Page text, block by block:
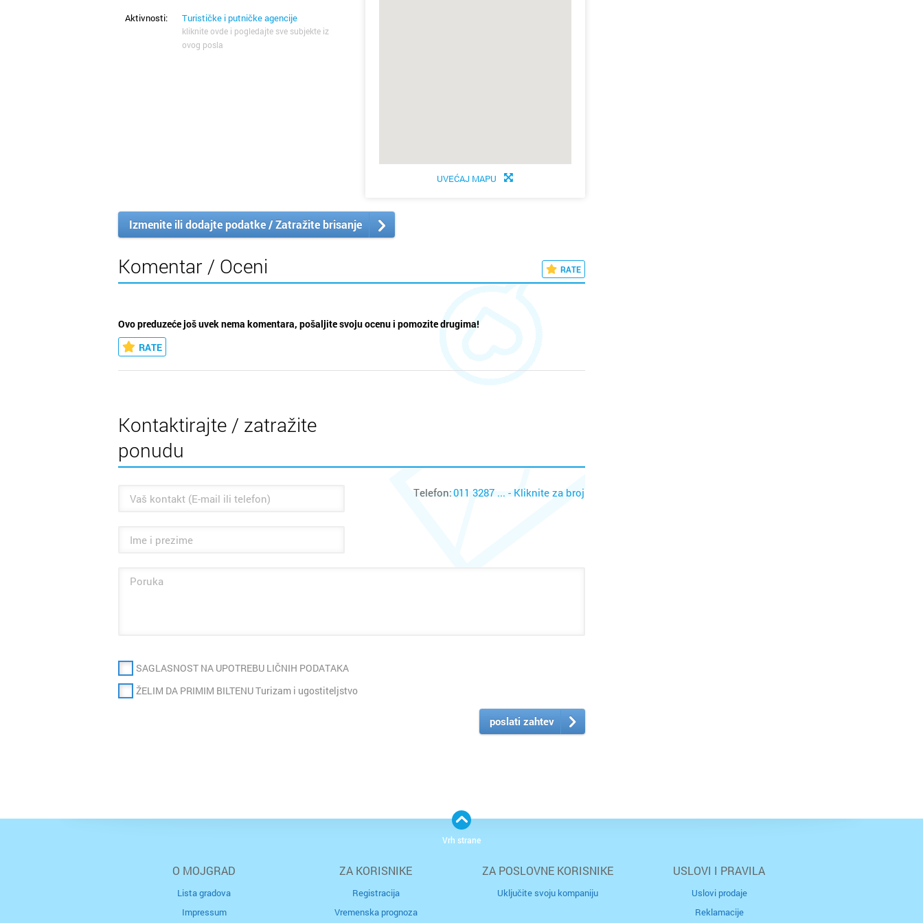
Aktivnosti: Turističke i putničke agencije
kliknite ovde i pogledajte sve subjekte iz
ovog posla
UVEĆAJ MAPU
Izmenite ili dodajte podatke / Zatražite brisanje
Komentar / Oceni RATE
Ovo preduzeće još uvek nema komentara, pošaljite svoju ocenu i pomozite drugima!
RATE
Kontaktirajte / zatražite
ponudu
Telefon:011 3287 ... - Kliknite za broj
SAGLASNOST NA UPOTREBU LIČNIH PODATAKA
ŽELIM DA PRIMIM BILTENU Turizam i ugostiteljstvo
poslati zahtev
O MOJGRAD
Lista gradova
Impressum
ZA KORISNIKE
Registracija
Vremenska prognoza
ZA POSLOVNE KORISNIKE
Uključite svoju kompaniju
USLOVI I PRAVILA
Uslovi prodaje
Reklamacije
Vrh strane